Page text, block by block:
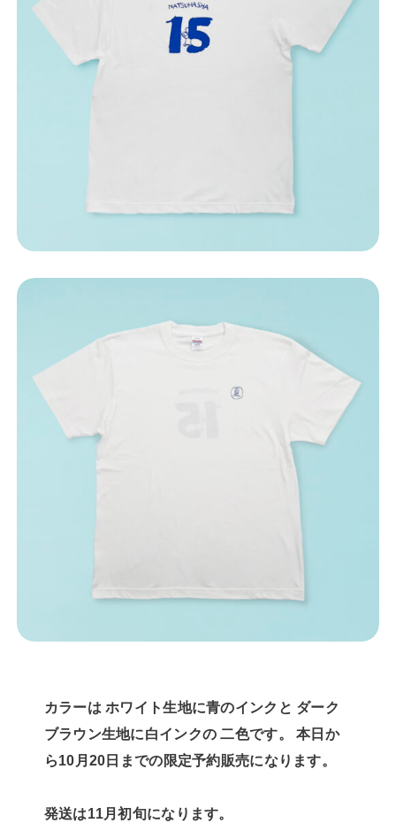
カラーは ホワイト生地に青のインクと ダーク
ブラウン生地に白インクの 二色です。 本日か
ら10月20日までの限定予約販売になります。
発送は11月初旬になります。